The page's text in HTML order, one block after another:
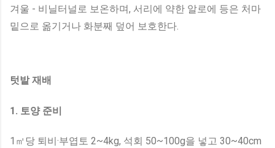
겨울 - 비닐터널로 보온하며, 서리에 약한 알로에 등은 처마
밑으로 옮기거나 화분째 덮어 보호한다.
텃밭 재배
1. 토양 준비
1㎡당 퇴비·부엽토 2~4kg, 석회 50~100g을 넣고 30~40cm